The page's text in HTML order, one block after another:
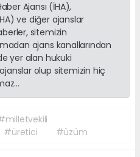
Ajansı (İHA),
ve diğer ajanslar
sitemizin
ajans kanallarından
yer alan hukuki
olup sitemizin hiç
#üretici #üzüm